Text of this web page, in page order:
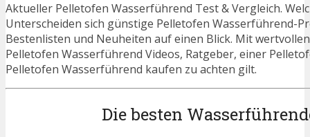
Aktueller Pelletofen Wasserführend Test & Vergleich.
Unterscheiden sich günstige Pelletofen Wasserführend-
Bestenlisten und Neuheiten auf einen Blick. Mit
Pelletofen Wasserführend Videos, Ratgeber, einer
Pelletofen Wasserführend kaufen zu achten gilt.
Die besten